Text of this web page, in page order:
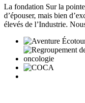
La fondation Sur la
d’épouser, mais bien
élevés de l’Industrie.